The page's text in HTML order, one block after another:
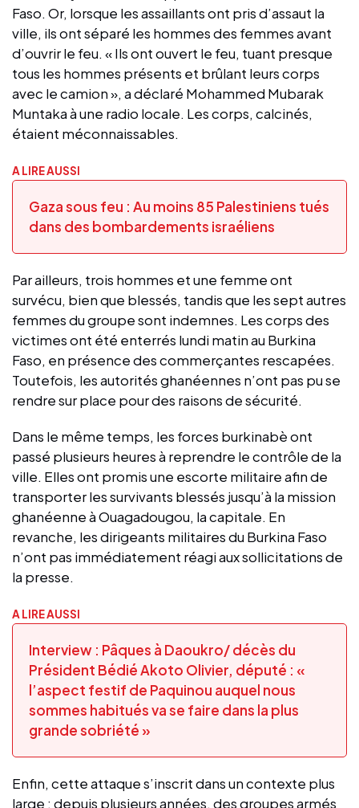
Faso. Or, lorsque les assaillants ont pris d’assaut la
ville, ils ont séparé les hommes des femmes avant
d’ouvrir le feu. « Ils ont ouvert le feu, tuant presque
tous les hommes présents et brûlant leurs corps
avec le camion », a déclaré Mohammed Mubarak
Muntaka à une radio locale. Les corps, calcinés,
étaient méconnaissables.
A LIRE AUSSI
Gaza sous feu : Au moins 85 Palestiniens tués
dans des bombardements israéliens
Par ailleurs, trois hommes et une femme ont
survécu, bien que blessés, tandis que les sept autres
femmes du groupe sont indemnes. Les corps des
victimes ont été enterrés lundi matin au Burkina
Faso, en présence des commerçantes rescapées.
Toutefois, les autorités ghanéennes n’ont pas pu se
rendre sur place pour des raisons de sécurité.
Dans le même temps, les forces burkinabè ont
passé plusieurs heures à reprendre le contrôle de la
ville. Elles ont promis une escorte militaire afin de
transporter les survivants blessés jusqu’à la mission
ghanéenne à Ouagadougou, la capitale. En
revanche, les dirigeants militaires du Burkina Faso
n’ont pas immédiatement réagi aux sollicitations de
la presse.
A LIRE AUSSI
Interview : Pâques à Daoukro/ décès du
Président Bédié Akoto Olivier, député : «
l’aspect festif de Paquinou auquel nous
sommes habitués va se faire dans la plus
grande sobriété »
Enfin, cette attaque s’inscrit dans un contexte plus
large : depuis plusieurs années, des groupes armés